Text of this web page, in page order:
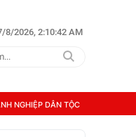
8/2026, 2:10:42 AM
NGHIỆP DÂN TỘC